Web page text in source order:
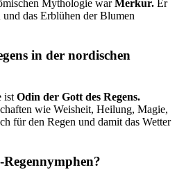
Mythologie warMerkur. Er
das Erblühen der Blumen
in der nordischen
ist Odin der Gott des Regens.
wie Weisheit, Heilung, Magie,
für den Regen und damit das Wetter